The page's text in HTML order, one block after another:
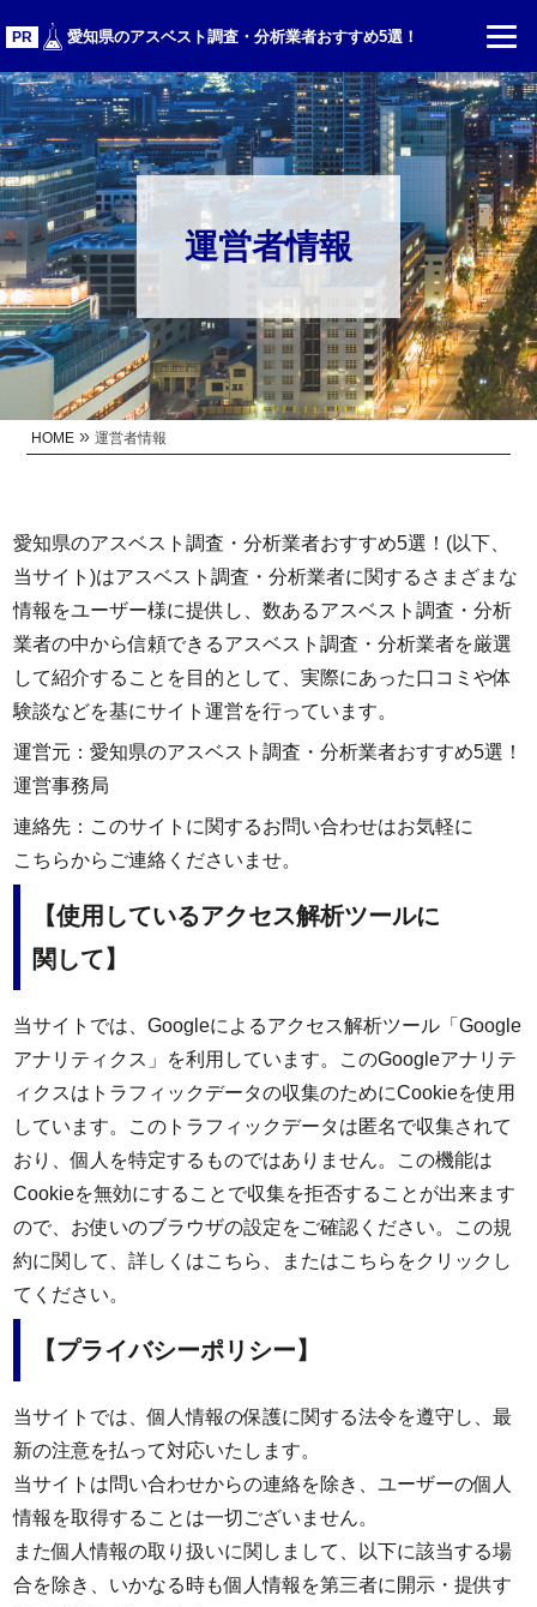
PR 愛知県のアスベスト調査・分析業者おすすめ5選！
運営者情報
HOME »運営者情報
愛知県のアスベスト調査・分析業者おすすめ5選！(以下、
当サイト)はアスベスト調査・分析業者に関するさまざまな
情報をユーザー様に提供し、数あるアスベスト調査・分析
業者の中から信頼できるアスベスト調査・分析業者を厳選
して紹介することを目的として、実際にあった口コミや体
験談などを基にサイト運営を行っています。
運営元：愛知県のアスベスト調査・分析業者おすすめ5選！
運営事務局
連絡先：このサイトに関するお問い合わせはお気軽に
こちらからご連絡くださいませ。
【使用しているアクセス解析ツールに
関して】
当サイトでは、Googleによるアクセス解析ツール「Google
アナリティクス」を利用しています。このGoogleアナリテ
ィクスはトラフィックデータの収集のためにCookieを使用
しています。このトラフィックデータは匿名で収集されて
おり、個人を特定するものではありません。この機能は
Cookieを無効にすることで収集を拒否することが出来ます
ので、お使いのブラウザの設定をご確認ください。この規
約に関して、詳しくはこちら 、またはこちら をクリックし
てください。
【プライバシーポリシー】
当サイトでは、個人情報の保護に関する法令を遵守し、最
新の注意を払って対応いたします。
当サイトは問い合わせからの連絡を除き、ユーザーの個人
情報を取得することは一切ございません。
また個人情報の取り扱いに関しまして、以下に該当する場
合を除き、いかなる時も個人情報を第三者に開示・提供す